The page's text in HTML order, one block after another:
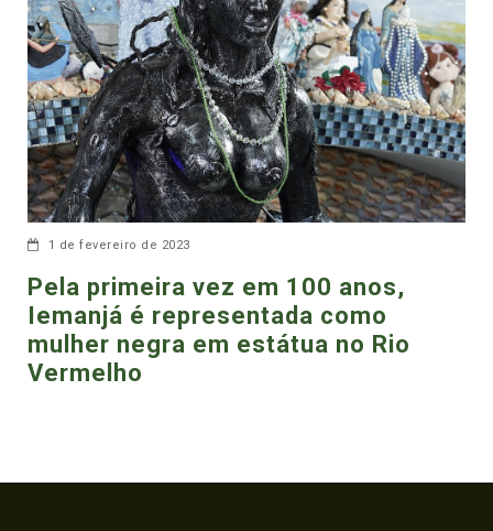
1 de fevereiro de 2023
Pela primeira vez em 100 anos,
Iemanjá é representada como
mulher negra em estátua no Rio
Vermelho